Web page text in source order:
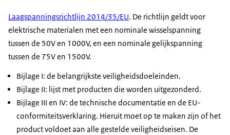
Laagspanningsrichtlijn 2014/35/EU. De richtlijn geldt voor
elektrische materialen met een nominale wisselspanning
tussen de 50V en 1000V, en een nominale gelijkspanning
tussen de 75V en 1500V.
Bijlage I: de belangrijkste veiligheidsdoeleinden.
Bijlage II: lijst met producten die worden uitgezonderd.
Bijlage III en IV: de technische documentatie en de EU-
conformiteitsverklaring. Hieruit moet op te maken zijn of het
product voldoet aan alle gestelde veiligheidseisen. De